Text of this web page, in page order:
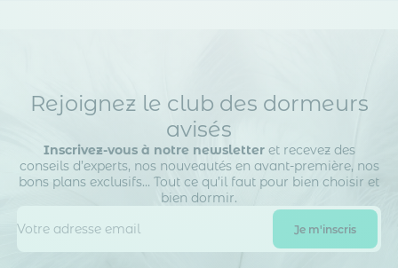
Rejoignez le club des dormeurs
avisés
Inscrivez-vous à notre newsletteret recevez des
conseils d’experts, nos nouveautés en avant-première, nos
bons plans exclusifs… Tout ce qu’il faut pour bien choisir et
bien dormir.